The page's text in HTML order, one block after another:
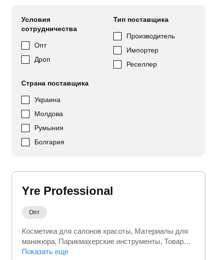
Условия
сотрудничества
Опт
Дроп
Тип поставщика
Производитель
Импортер
Реселлер
Страна поставщика
Украина
Молдова
Румыния
Болгария
Yre Professional
Опт
Косметика для салонов красоты Материалы для
маникюра Парикмахерские инструменты Товары
для бизнеса Товары для салонов красоты
Показать еще